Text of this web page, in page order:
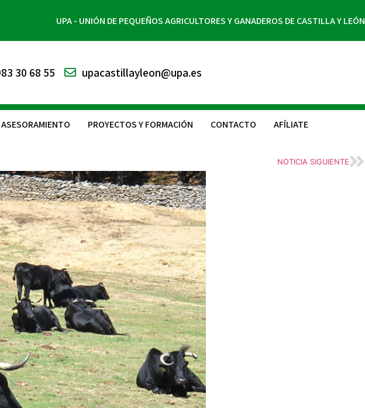
UPA - UNIÓN DE PEQUEÑOS AGRICULTORES Y GANADEROS DE CASTILLA Y LEÓN
30 68 55 upacastillayleon@upa.es
ASESORAMIENTO PROYECTOS Y FORMACIÓN CONTACTO AFÍLIATE
NOTICIA SIGUIENTE